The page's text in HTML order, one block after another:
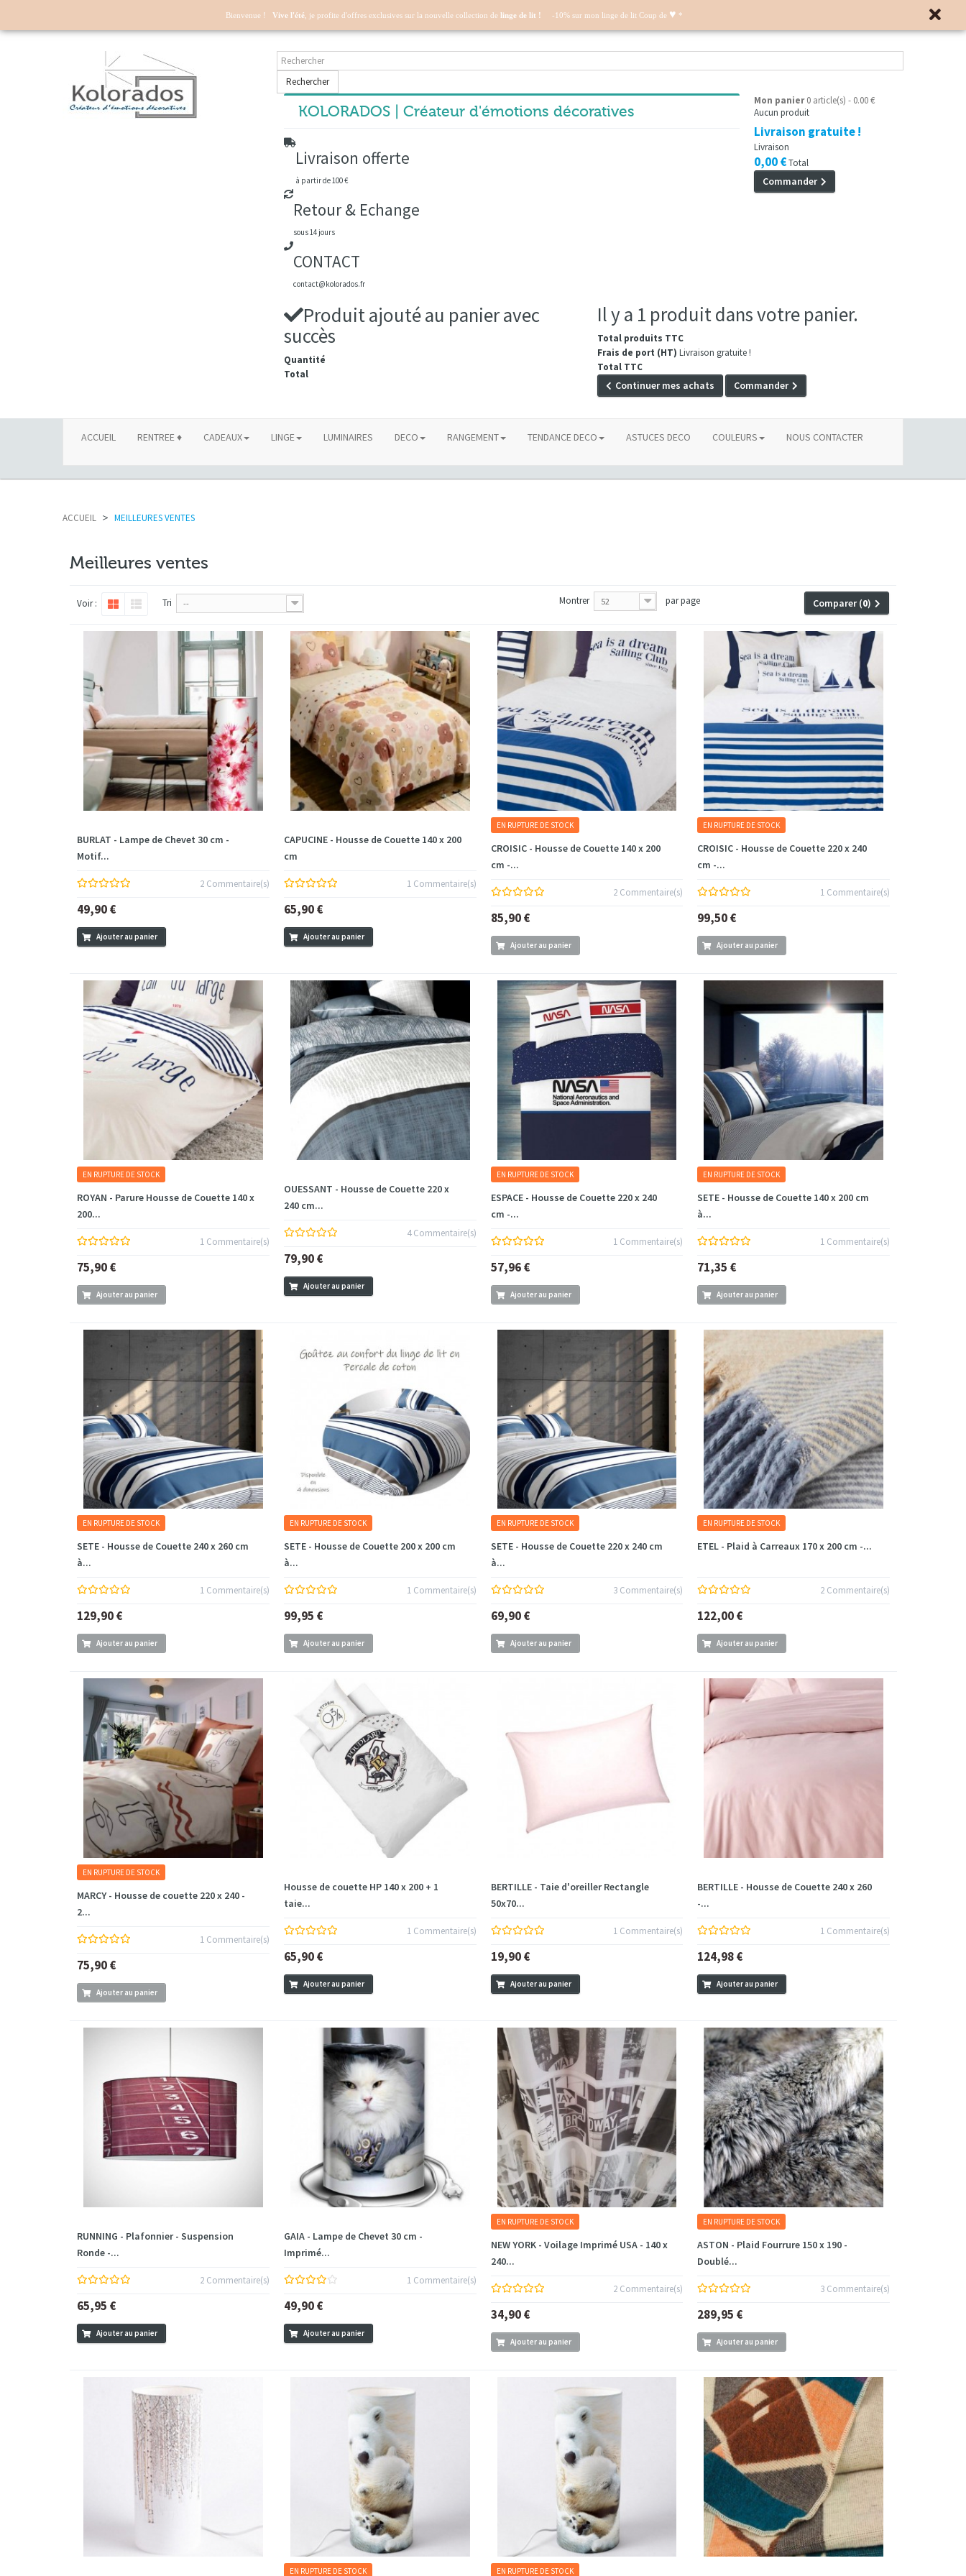
Rechercher
KOLORADOS | Créateur d'émotions décoratives
Livraison offerte
à partir de 100 €
Retour & Echange
sous 14 jours
CONTACT
contact@kolorados.fr
Mon panier 0 article(s) - 0.00 €
Aucun produit
Livraison gratuite !
Livraison
0,00 €Total
Commander
Produit ajouté au panier avec
succès
Quantité
Total
Il y a 1 produit dans votre panier.
Total produits TTC
Frais de port (HT) Livraison gratuite !
Total TTC
Continuer mes achats Commander
ACCUEIL RENTREE ♦ CADEAUX LINGE LUMINAIRES DECO RANGEMENT TENDANCE DECO ASTUCES DECO COULEURS NOUS CONTACTER
ACCUEIL > MEILLEURES VENTES
Meilleures ventes
Voir : Tri -- Montrer 52 par page Comparer (0)
BURLAT - Lampe de Chevet 30 cm -
Motif...
2 Commentaire(s)
49,90 €
Ajouter au panier
CAPUCINE - Housse de Couette 140 x 200
cm
1 Commentaire(s)
65,90 €
Ajouter au panier
EN RUPTURE DE STOCK
CROISIC - Housse de Couette 140 x 200
cm -...
2 Commentaire(s)
85,90 €
Ajouter au panier
EN RUPTURE DE STOCK
CROISIC - Housse de Couette 220 x 240
cm -...
1 Commentaire(s)
99,50 €
Ajouter au panier
EN RUPTURE DE STOCK
ROYAN - Parure Housse de Couette 140 x
200...
1 Commentaire(s)
75,90 €
Ajouter au panier
OUESSANT - Housse de Couette 220 x
240 cm...
4 Commentaire(s)
79,90 €
Ajouter au panier
EN RUPTURE DE STOCK
ESPACE - Housse de Couette 220 x 240
cm -...
1 Commentaire(s)
57,96 €
Ajouter au panier
EN RUPTURE DE STOCK
SETE - Housse de Couette 140 x 200 cm
à...
1 Commentaire(s)
71,35 €
Ajouter au panier
EN RUPTURE DE STOCK
SETE - Housse de Couette 240 x 260 cm
à...
1 Commentaire(s)
129,90 €
Ajouter au panier
EN RUPTURE DE STOCK
SETE - Housse de Couette 200 x 200 cm
à...
1 Commentaire(s)
99,95 €
Ajouter au panier
EN RUPTURE DE STOCK
SETE - Housse de Couette 220 x 240 cm
à...
3 Commentaire(s)
69,90 €
Ajouter au panier
EN RUPTURE DE STOCK
ETEL - Plaid à Carreaux 170 x 200 cm -...
2 Commentaire(s)
122,00 €
Ajouter au panier
EN RUPTURE DE STOCK
MARCY - Housse de couette 220 x 240 -
2...
1 Commentaire(s)
75,90 €
Ajouter au panier
Housse de couette HP 140 x 200 + 1
taie...
1 Commentaire(s)
65,90 €
Ajouter au panier
BERTILLE - Taie d'oreiller Rectangle
50x70...
1 Commentaire(s)
19,90 €
Ajouter au panier
BERTILLE - Housse de Couette 240 x 260
-...
1 Commentaire(s)
124,98 €
Ajouter au panier
RUNNING - Plafonnier - Suspension
Ronde -...
2 Commentaire(s)
65,95 €
Ajouter au panier
GAIA - Lampe de Chevet 30 cm -
Imprimé...
1 Commentaire(s)
49,90 €
Ajouter au panier
EN RUPTURE DE STOCK
NEW YORK - Voilage Imprimé USA - 140 x
240...
2 Commentaire(s)
34,90 €
Ajouter au panier
EN RUPTURE DE STOCK
ASTON - Plaid Fourrure 150 x 190 -
Doublé...
3 Commentaire(s)
289,95 €
Ajouter au panier
EN RUPTURE DE STOCK EN RUPTURE DE STOCK
Bienvenue ! Vive l'été , je profite d'offres exclusives sur la nouvelle collection de linge de lit ! -10% sur mon linge de lit Coup de ♥ *